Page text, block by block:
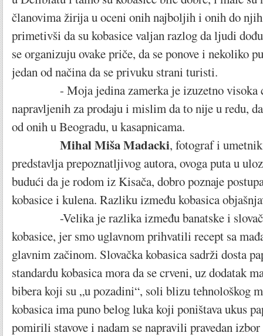
članovima žirija u oceni onih najboljih i onih do
primetivši da su kobasice valjan razlog da ljudi
se organizuju ovake priče, da se ponove i nekoliko
jedan od načina da se privuku strani turisti.
- Moja jedina zamerka je izuzetno visoka
napravljenih za prodaju i mislim da to nije u redu,
od onih u Beogradu, u kasapnicama.
Mihal Miša Madacki, fotograf i
predstavlja prepoznatljivog autora, ovoga puta u
budući da je rodom iz Kisača, dobro poznaje
kobasice i kulena. Razliku između kobasica
-Velika je razlika između banatske i
kobasice, jer smo uglavnom prihvatili recept sa
glavnim začinom. Slovačka kobasica sadrži dosta
standardu kobasica mora da se crveni, uz dodatak
bibera koji su „u pozadini“, soli blizu tehnološkog
kobasica ima puno belog luka koji poništava ukus
pomirili stavove i nadam se napravili pravedan